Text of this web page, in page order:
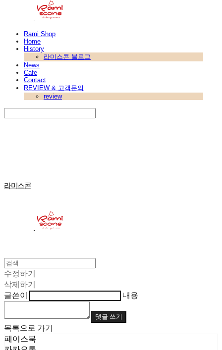
Rami Shop
Home
History
라미스콘 블로그
News
Cafe
Contact
REVIEW & 고객문의
review
라미스콘
수정하기
삭제하기
글쓴이
내용
댓글 쓰기
목록으로 가기
페이스북